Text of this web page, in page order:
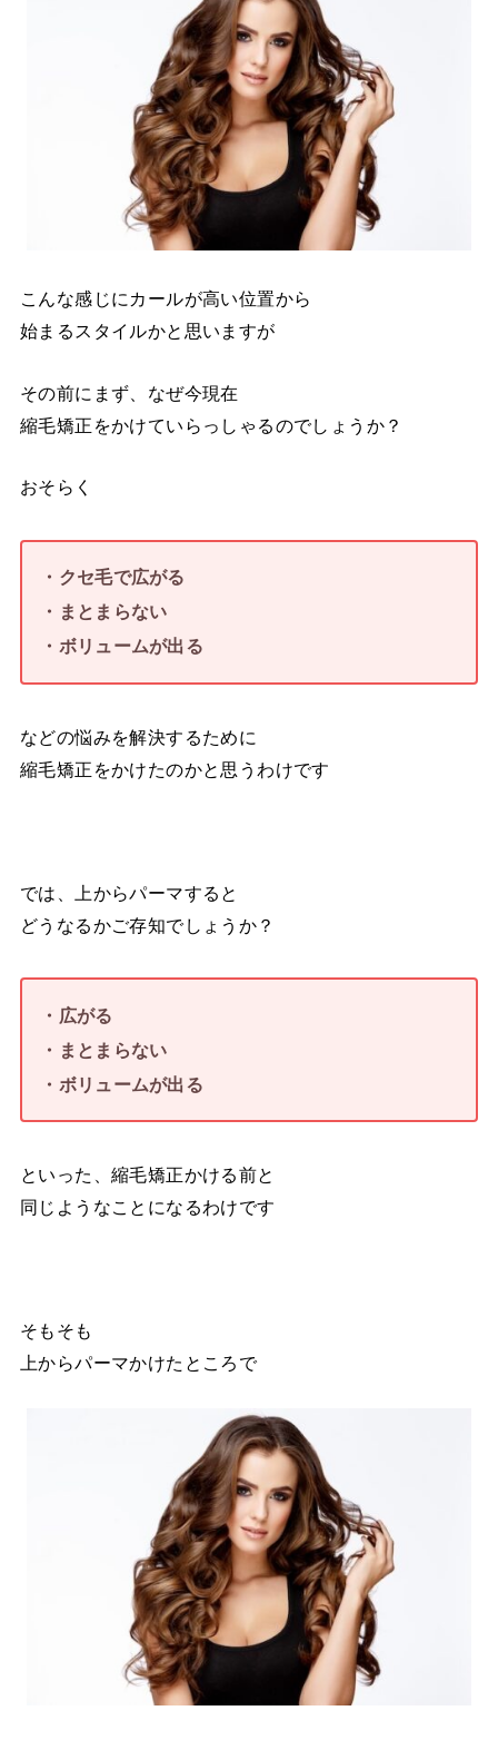
こんな感じにカールが高い位置から
始まるスタイルかと思いますが
その前にまず、なぜ今現在
縮毛矯正をかけていらっしゃるのでしょうか？
おそらく
・クセ毛で広がる
・まとまらない
・ボリュームが出る
などの悩みを解決するために
縮毛矯正をかけたのかと思うわけです
では、上からパーマすると
どうなるかご存知でしょうか？
・広がる
・まとまらない
・ボリュームが出る
といった、縮毛矯正かける前と
同じようなことになるわけです
そもそも
上からパーマかけたところで